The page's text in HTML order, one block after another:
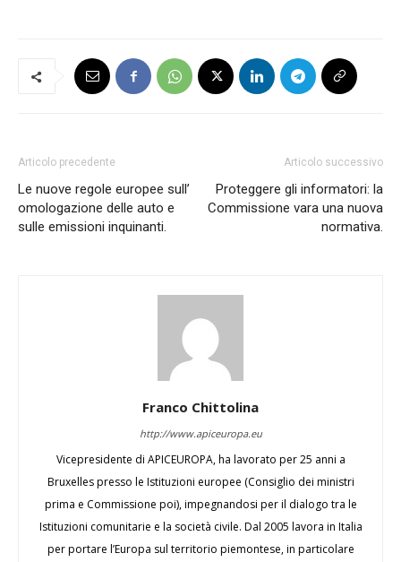
Articolo precedente
Le nuove regole europee sull’
omologazione delle auto e
sulle emissioni inquinanti.
Articolo successivo
Proteggere gli informatori: la
Commissione vara una nuova
normativa.
Franco Chittolina
http://www.apiceuropa.eu
Vicepresidente di APICEUROPA, ha lavorato per 25 anni a
Bruxelles presso le Istituzioni europee (Consiglio dei ministri
prima e Commissione poi), impegnandosi per il dialogo tra le
Istituzioni comunitarie e la società civile. Dal 2005 lavora in Italia
per portare l’Europa sul territorio piemontese, in particolare